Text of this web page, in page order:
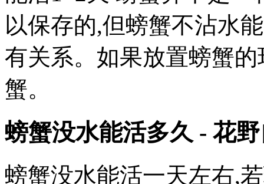
以保存的,但螃蟹不沾水
有关系。如果放置螃蟹
蟹。
螃蟹没水能活多久 - 花
螃蟹没水能活一天左右,